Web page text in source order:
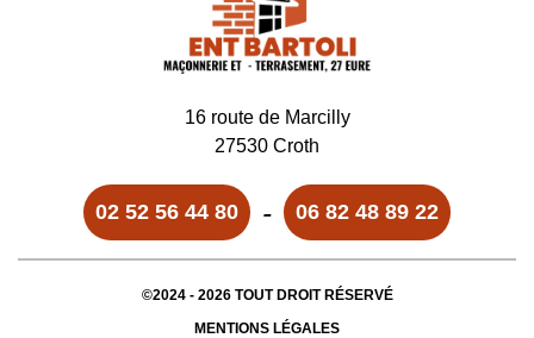
16 route de Marcilly
27530 Croth
02 52 56 44 80 - 06 82 48 89 22
©2024 - 2026 TOUT DROIT RÉSERVÉ
MENTIONS LÉGALES